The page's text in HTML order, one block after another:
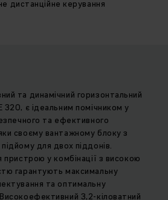
дистанційне керування
та динамічний горизонтальний
320, є ідеальним помічником у
та ефективного
своєму вантажному блоку з
для двох піддонів.
пристрою у комбінації з високою
гарантують максимальну
та оптимальну
3,2-кіловатний